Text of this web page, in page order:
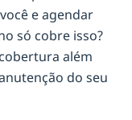
e agendar
só cobre isso?
além
do seu